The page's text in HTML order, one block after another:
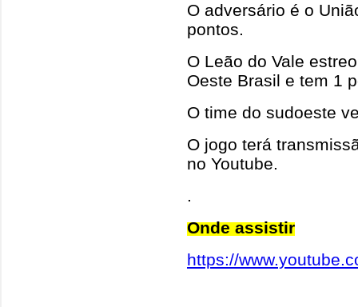
O adversário é o
pontos.
O Leão do Vale
Oeste Brasil e tem 1
O time do sudoeste
O jogo terá
no Youtube.
.
Onde assistir
https://